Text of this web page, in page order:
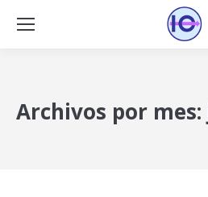
Archivos por mes: